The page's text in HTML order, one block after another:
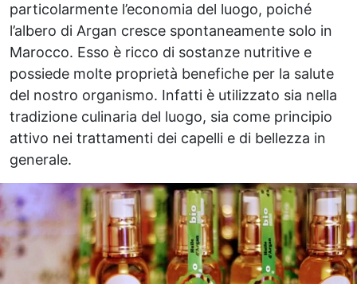
particolarmente l’economia del luogo, poiché
l’albero di Argan cresce spontaneamente solo in
Marocco. Esso è ricco di sostanze nutritive e
possiede molte proprietà benefiche per la salute
del nostro organismo. Infatti è utilizzato sia nella
tradizione culinaria del luogo, sia come principio
attivo nei trattamenti dei capelli e di bellezza in
generale.